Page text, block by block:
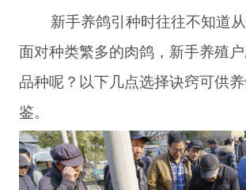
新手养鸽引种时往往不知道从
面对种类繁多的肉鸽，新手养殖
品种呢？以下几点选择诀窍可供
鉴。